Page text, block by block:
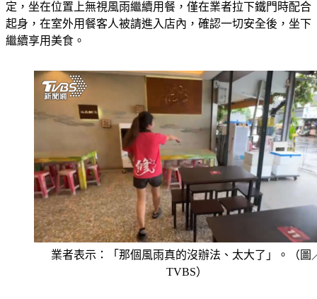
定，坐在位置上無視風雨繼續用餐，僅在業者拉下鐵門時配合
起身，在室外用餐客人被請進入店內，確認一切安全後，坐下
繼續享用美食。
業者表示：「那個風雨真的沒辦法、太大了」。（圖
TVBS）